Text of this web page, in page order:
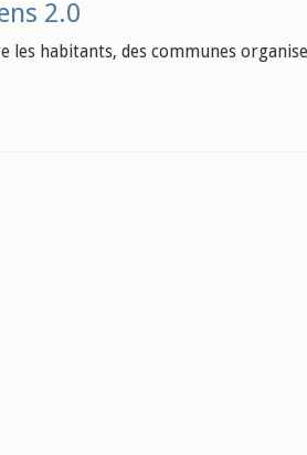
2.0
les habitants, des communes